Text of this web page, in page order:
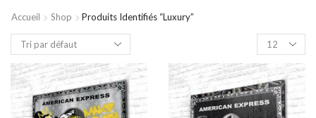
Accueil Shop Produits Identifiés “luxury”